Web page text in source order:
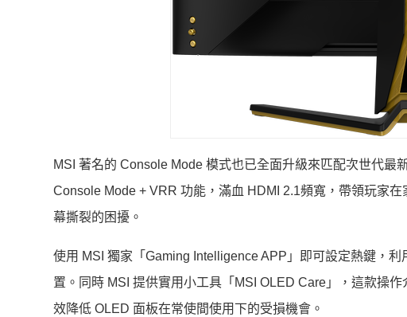
MSI 著名的 Console Mode 模式也已全面升級來匹配次世代
Console Mode + VRR 功能，滿血 HDMI 2.1頻寬，帶領玩家
幕撕裂的困擾。
使用 MSI 獨家「Gaming Intelligence APP」即可設定熱鍵，
置。同時 MSI 提供實用小工具「MSI OLED Care」，這款操
效降低 OLED 面板在常使間使用下的受損機會。